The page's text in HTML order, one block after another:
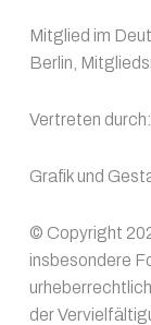
Mitglied im
Berlin,
Vertreten
Grafik und
© Copyright
insbesondere
der